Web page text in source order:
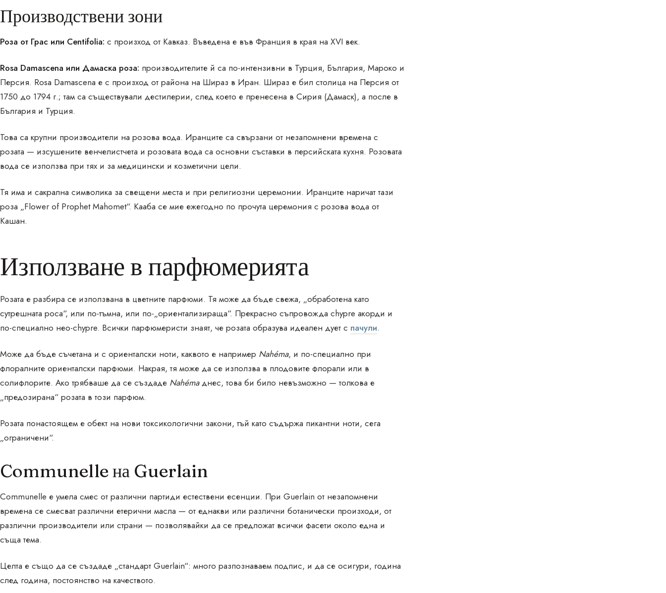
Производствени зони
Роза от Грас или Centifolia: с произход от Кавказ. Въведена е във Франция в края на XVI век.
Rosa Damascena или Дамаска роза: производителите й са по-интензивни в Турция, България, Мароко и
Персия. Rosa Damascena е с произход от района на Шираз в Иран. Шираз е бил столица на Персия от
1750 до 1794 г.; там са съществували дестилерии, след което е пренесена в Сирия (Дамаск), а после в
България и Турция.
Това са крупни производители на розова вода. Иранците са свързани от незапомнени времена с
розата — изсушените венчелистчета и розовата вода са основни съставки в персийската кухня. Розовата
вода се използва при тях и за медицински и козметични цели.
Тя има и сакрална символика за свещени места и при религиозни церемонии. Иранците наричат тази
роза „Flower of Prophet Mahomet“. Кааба се мие ежегодно по прочута церемония с розова вода от
Кашан.
Използване в парфюмерията
Розата е разбира се използвана в цветните парфюми. Тя може да бъде свежа, „обработена като
сутрешната роса“, или по-тъмна, или по-„ориентализираща“. Прекрасно съпровожда chypre акорди и
по-специално неo-chypre. Всички парфюмеристи знаят, че розата образува идеален дует с пачули.
Може да бъде съчетана и с ориенталски ноти, каквото е например Nahéma, и по-специално при
флоралните ориенталски парфюми. Накрая, тя може да се използва в плодовите флорали или в
солифлорите. Ако трябваше да се създаде Nahémaднес, това би било невъзможно — толкова е
„предозирана“ розата в този парфюм.
Розата понастоящем е обект на нови токсикологични закони, тъй като съдържа пикантни ноти, сега
„ограничени“.
Communelle на Guerlain
Communelle е умела смес от различни партиди естествени есенции. При Guerlain от незапомнени
времена се смесват различни етерични масла — от еднакви или различни ботанически произходи, от
различни производители или страни — позволявайки да се предложат всички фасети около една и
съща тема.
Целта е също да се създаде „стандарт Guerlain“: много разпознаваем подпис, и да се осигури, година
след година, постоянство на качеството.